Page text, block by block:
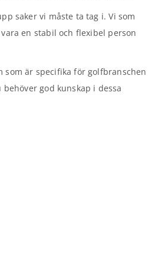
saker vi måste ta tag i. Vi som
en stabil och flexibel person
som är specifika för golfbranschen
god kunskap i dessa